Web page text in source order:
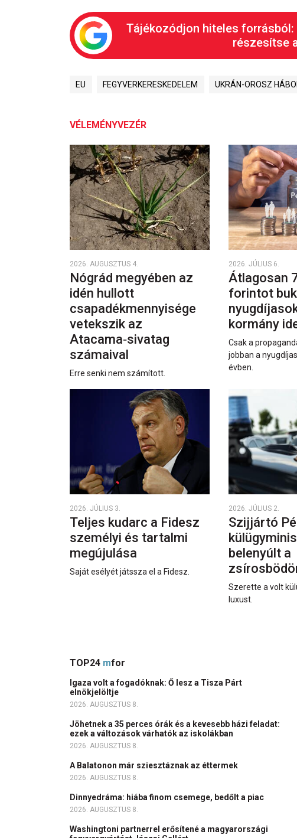
Tájékozódjon hiteles
részesítse
EU FEGYVERKERESKEDELEM UKRÁN-OROSZ
VÉLEMÉNYVEZÉR
2026. AUGUSZTUS 4.
Nógrád megyében az
idén hullott
csapadékmennyisége
vetekszik az
Atacama‑sivatag
számaival
Erre senki nem számított.
2026. JÚLIUS 6.
Átlagosan
forintot
kormány
Csak a
jobban a
évben.
2026. JÚLIUS 3.
Teljes kudarc a Fidesz
személyi és tartalmi
megújulása
Saját esélyét játssza el a Fidesz.
2026. JÚLIUS 2.
Szijjártó
belenyúlt a
Szerette a volt
luxust.
TOP24 mfor
Igaza volt a fogadóknak: Ő lesz a Tisza Párt
elnökjelöltje
2026. AUGUSZTUS 8.
Jöhetnek a 35 perces órák és a kevesebb házi feladat:
ezek a változások várhatók az iskolákban
2026. AUGUSZTUS 8.
A Balatonon már sziesztáznak az éttermek
2026. AUGUSZTUS 8.
Dinnyedráma: hiába finom csemege, bedőlt a piac
2026. AUGUSZTUS 8.
Washingtoni partnerrel erősítené a magyarországi